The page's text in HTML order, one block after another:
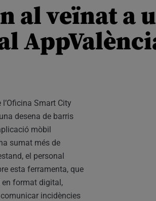
al veïnat a
Smart City
desena de barris
mòbil
sumat més de
el personal
esta ferramenta, que
format digital,
incidències